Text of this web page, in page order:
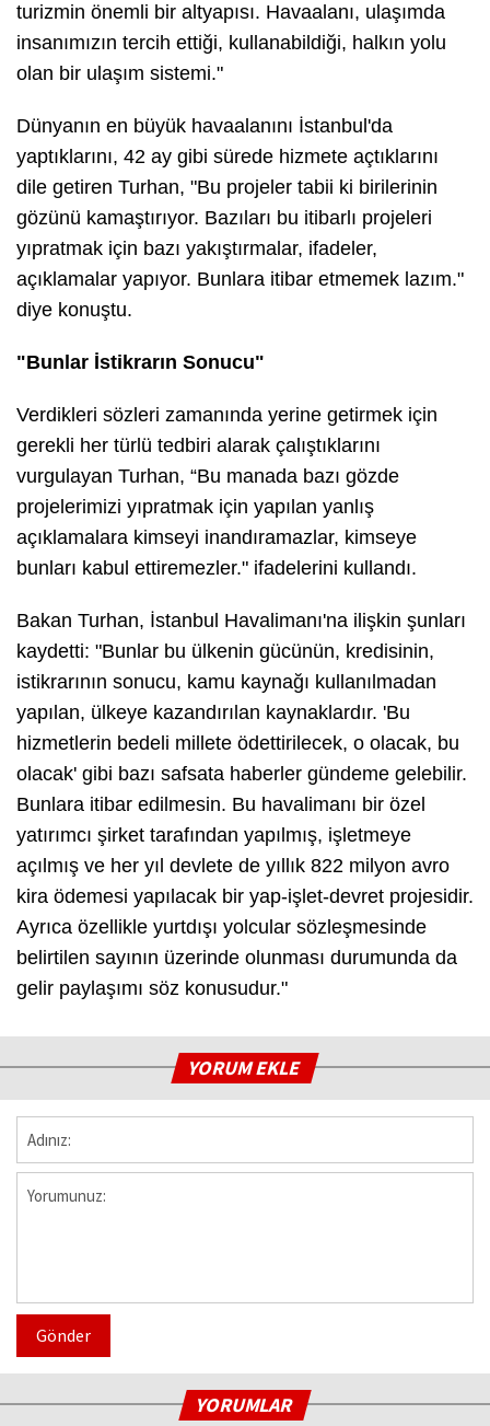
turizmin önemli bir altyapısı. Havaalanı, ulaşımda
insanımızın tercih ettiği, kullanabildiği, halkın yolu
olan bir ulaşım sistemi."
Dünyanın en büyük havaalanını İstanbul'da
yaptıklarını, 42 ay gibi sürede hizmete açtıklarını
dile getiren Turhan, "Bu projeler tabii ki birilerinin
gözünü kamaştırıyor. Bazıları bu itibarlı projeleri
yıpratmak için bazı yakıştırmalar, ifadeler,
açıklamalar yapıyor. Bunlara itibar etmemek lazım."
diye konuştu.
"Bunlar İstikrarın Sonucu"
Verdikleri sözleri zamanında yerine getirmek için
gerekli her türlü tedbiri alarak çalıştıklarını
vurgulayan Turhan, “Bu manada bazı gözde
projelerimizi yıpratmak için yapılan yanlış
açıklamalara kimseyi inandıramazlar, kimseye
bunları kabul ettiremezler." ifadelerini kullandı.
Bakan Turhan, İstanbul Havalimanı'na ilişkin şunları
kaydetti: "Bunlar bu ülkenin gücünün, kredisinin,
istikrarının sonucu, kamu kaynağı kullanılmadan
yapılan, ülkeye kazandırılan kaynaklardır. 'Bu
hizmetlerin bedeli millete ödettirilecek, o olacak, bu
olacak' gibi bazı safsata haberler gündeme gelebilir.
Bunlara itibar edilmesin. Bu havalimanı bir özel
yatırımcı şirket tarafından yapılmış, işletmeye
açılmış ve her yıl devlete de yıllık 822 milyon avro
kira ödemesi yapılacak bir yap-işlet-devret projesidir.
Ayrıca özellikle yurtdışı yolcular sözleşmesinde
belirtilen sayının üzerinde olunması durumunda da
gelir paylaşımı söz konusudur."
YORUM EKLE
Gönder
YORUMLAR